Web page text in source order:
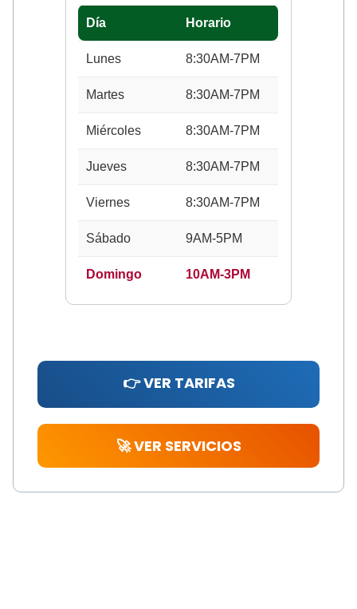
Día Horario
Lunes 8:30AM-7PM
Martes 8:30AM-7PM
Miércoles 8:30AM-7PM
Jueves 8:30AM-7PM
Viernes 8:30AM-7PM
Sábado 9AM-5PM
Domingo 10AM-3PM
👉 VER TARIFAS
🚀 VER SERVICIOS